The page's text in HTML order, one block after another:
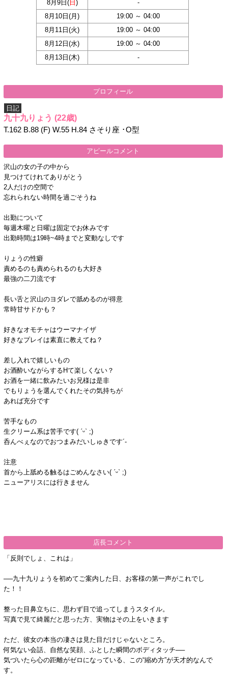
8月9日(日 )
-
8月10日(月 )
19:00 ～ 04:00
8月11日(火)
19:00 ～ 04:00
8月12日(水)
19:00 ～ 04:00
8月13日(木) -
プロフィール
日記
九十九りょう (22歳)
T.162 B.88 (F) W.55 H.84 さそり座 ･O型
アピールコメント
沢山の女の子の中から
見つけてけれてありがとう
2人だけの空間で
忘れられない時間を過ごそうね
出勤について
毎週木曜と日曜は固定でお休みです
出勤時間は19時~4時までと変動なしです
りょうの性癖
責めるのも責められるのも大好き‎
最強の二刀流です
長い舌と沢山のヨダレで舐めるのが得意
常時甘サドかも？
好きなオモチャはウーマナイザ
好きなプレイは素直に教えてね？
差し入れで嬉しいもの
お酒酔いながらするHて楽しくない？
お酒を一緒に飲みたいお兄様は是非
でもりょうを選んでくれたその気持ちが
あれば充分です
苦手なもの
生クリーム系は苦手です( ˊᵕˋ ;)
呑んべぇなのでおつまみだいしゅきです´-
注意
首から上舐める触るはごめんなさい( ˊᵕˋ ;)
ニューアリスには行きません
店長コメント
「反則でしょ、これは」
──九十九りょうを初めてご案内した日、お客様の第一声がこれでし
た！！
整った目鼻立ちに、思わず目で追ってしまうスタイル。
写真で見て綺麗だと思った方、実物はその上をいきます
ただ、彼女の本当の凄さは見た目だけじゃないところ。
何気ない会話、自然な笑顔、ふとした瞬間のボディタッチ──
気づいたら心の距離がゼロになっている、この“縮め方”が天才的なんで
す。